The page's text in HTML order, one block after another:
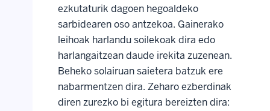
ezkutaturik dagoen hegoaldeko
sarbidearen oso antzekoa. Gainerako
leihoak harlandu soilekoak dira edo
harlangaitzean daude irekita zuzenean.
Beheko solairuan saietera batzuk ere
nabarmentzen dira. Zeharo ezberdinak
diren zurezko bi egitura bereizten dira: